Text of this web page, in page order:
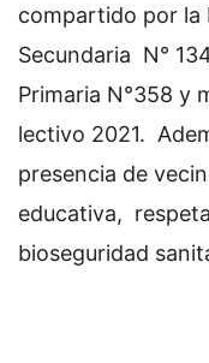
compartido por la
Secundaria N°
Primaria N°358 y
lectivo 2021.
presencia de
educativa,
bioseguridad